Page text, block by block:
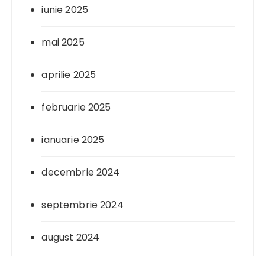
iunie 2025
mai 2025
aprilie 2025
februarie 2025
ianuarie 2025
decembrie 2024
septembrie 2024
august 2024